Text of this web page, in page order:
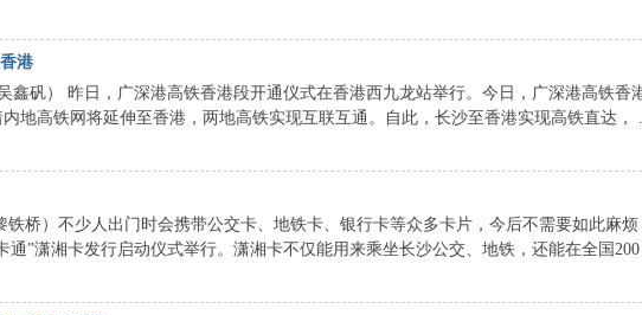
港
矾） 昨日，广深港高铁香港段开通仪式在香港西九龙站举行。今日，广深港高铁香
地高铁网将延伸至香港，两地高铁实现互联互通。自此，长沙至香港实现高铁直达，
）不少人出门时会携带公交卡、地铁卡、银行卡等众多卡片，今后不需要如此麻烦
通”潇湘卡发行启动仪式举行。潇湘卡不仅能用来乘坐长沙公交、地铁，还能在全国200